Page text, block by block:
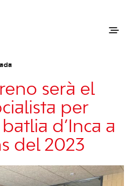
serà el
per
d’Inca a
del 2023